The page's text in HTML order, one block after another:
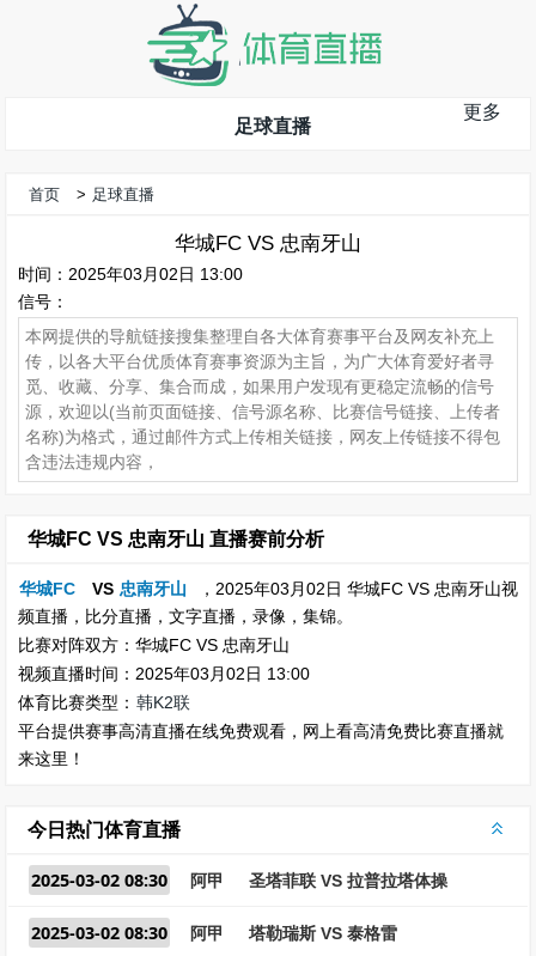
足球直播
更多
首页 > 足球直播
华城FC VS 忠南牙山
时间：2025年03月02日 13:00
信号：
本网提供的导航链接搜集整理自各大体育赛事平台及网友补充上
传，以各大平台优质体育赛事资源为主旨，为广大体育爱好者寻
觅、收藏、分享、集合而成，如果用户发现有更稳定流畅的信号
源，欢迎以(当前页面链接、信号源名称、比赛信号链接、上传者
名称)为格式，通过邮件方式上传相关链接，网友上传链接不得包
含违法违规内容，
华城FC VS 忠南牙山 直播赛前分析
华城FC VS 忠南牙山
，2025年03月02日 华城FC VS 忠南牙山视
频直播，比分直播，文字直播，录像，集锦。
比赛对阵双方：华城FC VS 忠南牙山
视频直播时间：2025年03月02日 13:00
体育比赛类型： 韩K2联
平台提供赛事高清直播在线免费观看，网上看高清免费比赛直播就
来这里！
今日热门体育直播
2025-03-02 08:30 阿甲 圣塔菲联 VS 拉普拉塔体操
2025-03-02 08:30 阿甲 塔勒瑞斯 VS 泰格雷